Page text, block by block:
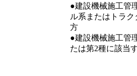
●建設機械施工管
ル系またはトラ
方
●建設機械施工管
たは第2種に該当